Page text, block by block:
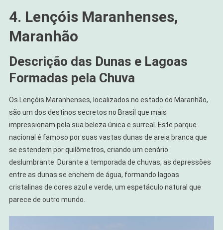
4. Lençóis Maranhenses,
Maranhão
Descrição das Dunas e Lagoas
Formadas pela Chuva
Os Lençóis Maranhenses, localizados no estado do Maranhão,
são um dos destinos secretos no Brasil que mais
impressionam pela sua beleza única e surreal. Este parque
nacional é famoso por suas vastas dunas de areia branca que
se estendem por quilômetros, criando um cenário
deslumbrante. Durante a temporada de chuvas, as depressões
entre as dunas se enchem de água, formando lagoas
cristalinas de cores azul e verde, um espetáculo natural que
parece de outro mundo.